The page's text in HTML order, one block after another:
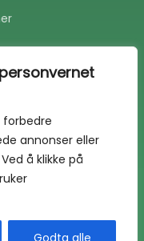
forbedre
annonser eller
å klikke på
Godta alle
n
v
profil